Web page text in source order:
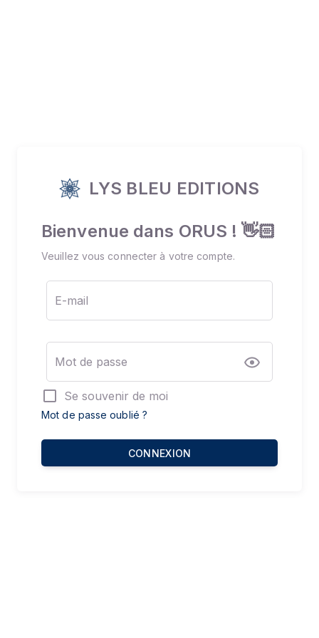
LYS BLEU EDITIONS
Bienvenue dans ORUS ! 👋🏻
Veuillez vous connecter à votre compte.
E-mail
Mot de passe
Se souvenir de moi
Mot de passe oublié ?
CONNEXION